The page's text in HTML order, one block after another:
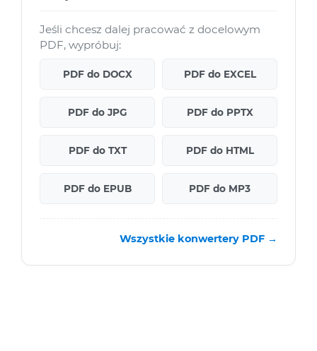
Jeśli chcesz dalej pracować z docelowym
PDF, wypróbuj:
PDF do DOCX PDF do EXCEL
PDF do JPG PDF do PPTX
PDF do TXT PDF do HTML
PDF do EPUB PDF do MP3
Wszystkie konwertery PDF →